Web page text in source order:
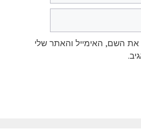
את השם, האימייל והאתר שלי